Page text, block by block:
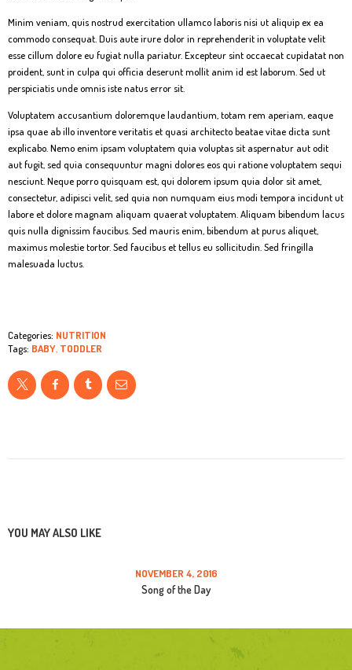
Minim veniam, quis nostrud exercitation ullamco laboris nisi ut aliquip ex ea
commodo consequat. Duis aute irure dolor in reprehenderit in voluptate velit
esse cillum dolore eu fugiat nulla pariatur. Excepteur sint occaecat cupidatat non
proident, sunt in culpa qui officia deserunt mollit anim id est laborum. Sed ut
perspiciatis unde omnis iste natus error sit.
Voluptatem accusantium doloremque laudantium, totam rem aperiam, eaque
ipsa quae ab illo inventore veritatis et quasi architecto beatae vitae dicta sunt
explicabo. Nemo enim ipsam voluptatem quia voluptas sit aspernatur aut odit
aut fugit, sed quia consequuntur magni dolores eos qui ratione voluptatem sequi
nesciunt. Neque porro quisquam est, qui dolorem ipsum quia dolor sit amet,
consectetur, adipisci velit, sed quia non numquam eius modi tempora incidunt ut
labore et dolore magnam aliquam quaerat voluptatem. Aliquam bibendum lacus
quis nulla dignissim faucibus. Sed mauris enim, bibendum at purus aliquet,
maximus molestie tortor. Sed faucibus et tellus eu sollicitudin. Sed fringilla
malesuada luctus.
Categories: NUTRITION
Tags: BABY, TODDLER
YOU MAY ALSO LIKE
NOVEMBER 4, 2016
Song of the Day